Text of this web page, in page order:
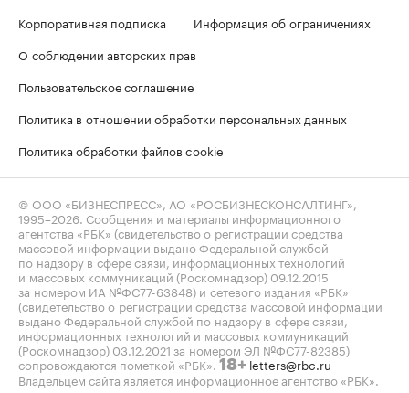
Корпоративная подписка
Информация об ограничениях
О соблюдении авторских прав
Пользовательское соглашение
Политика в отношении обработки персональных данных
Политика обработки файлов cookie
© ООО «БИЗНЕСПРЕСС», АО «РОСБИЗНЕСКОНСАЛТИНГ»,
1995–2026 . Сообщения и материалы информационного
агентства «РБК» (свидетельство о регистрации средства
массовой информации выдано Федеральной службой
по надзору в сфере связи, информационных технологий
и массовых коммуникаций (Роскомнадзор) 09.12.2015
за номером ИА №ФС77-63848) и сетевого издания «РБК»
(свидетельство о регистрации средства массовой информации
выдано Федеральной службой по надзору в сфере связи,
информационных технологий и массовых коммуникаций
(Роскомнадзор) 03.12.2021 за номером ЭЛ №ФС77-82385)
сопровождаются пометкой «РБК». 18+ letters@rbc.ru
Владельцем сайта является информационное агентство «РБК».